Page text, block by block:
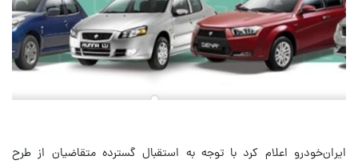
ایران‌خودرو اعلام کرد با توجه به استقبال گسترده متقاضیان از طرح